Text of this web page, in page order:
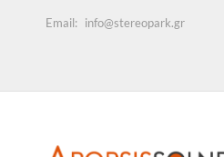
Email: info@stereopark.gr